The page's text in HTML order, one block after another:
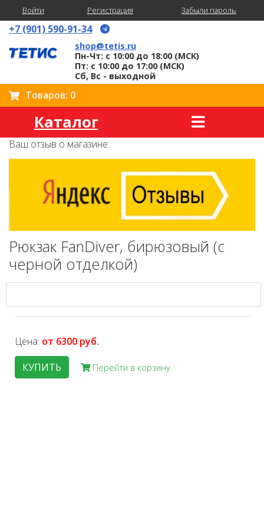
Войти Регистрация Забыли пароль
+7 (901) 590-91-34
shop@tetis.ru
Пн-Чт: с 10:00 до 18:00 (МСК)
Пт: с 10:00 до 17:00 (МСК)
Сб, Вс - выходной
Товаров: 0
Каталог
Ваш отзыв о магазине:
Рюкзак FanDiver, бирюзовый (с
черной отделкой)
Цена: от 6300 руб.
КУПИТЬ
Перейти в корзину